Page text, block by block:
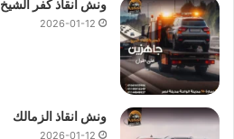
ونش انقاذ كفر الشيخ
2026-01-12
ونش انقاذ الزمالك
2026-01-12